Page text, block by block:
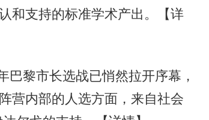
和支持的标准学术产出。
【详
黎市长选战已悄然拉开序幕，
营内部的人选方面，来自社会